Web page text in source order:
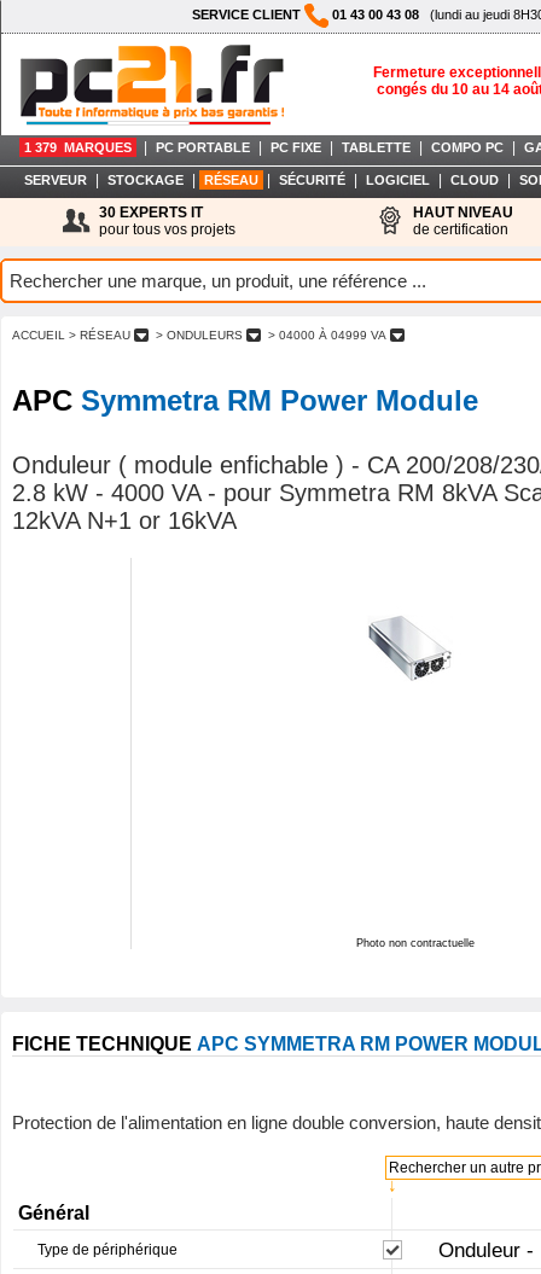
SERVICE CLIENT 01 43 00 43 08 (lundi au jeudi
Fermeture
congés du 10 au 14
1 379 MARQUES PC PORTABLE PC FIXE TABLETTE COMPO PC
SERVEUR STOCKAGE RÉSEAU SÉCURITÉ LOGICIEL CLOUD
30 EXPERTS IT
pour tous vos projets
HAUT NIVEAU
de certification
ACCUEIL > RÉSEAU > ONDULEURS > 04000 À 04999 VA
APC Symmetra RM Power Module
Onduleur ( module enfichable ) - CA 200/208/
2.8 kW - 4000 VA - pour Symmetra RM 8kVA
12kVA N+1 or 16kVA
Photo non contractuelle
FICHE TECHNIQUE APC SYMMETRA RM POWER
Protection de l'alimentation en ligne double conversion, haute
↓
Rechercher un autre
Général
Type de périphérique Onduleur -